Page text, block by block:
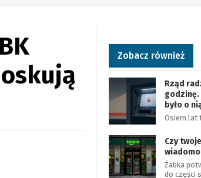
Zobacz również
Rząd
godzinę.
było o
Osiem lat
Czy
Żabka
do części